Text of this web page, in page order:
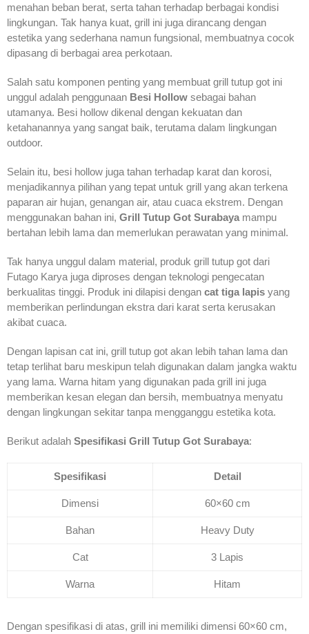
menahan beban berat, serta tahan terhadap berbagai kondisi
lingkungan. Tak hanya kuat, grill ini juga dirancang dengan
estetika yang sederhana namun fungsional, membuatnya cocok
dipasang di berbagai area perkotaan.
Salah satu komponen penting yang membuat grill tutup got ini
unggul adalah penggunaan Besi Hollow sebagai bahan
utamanya. Besi hollow dikenal dengan kekuatan dan
ketahanannya yang sangat baik, terutama dalam lingkungan
outdoor.
Selain itu, besi hollow juga tahan terhadap karat dan korosi,
menjadikannya pilihan yang tepat untuk grill yang akan terkena
paparan air hujan, genangan air, atau cuaca ekstrem. Dengan
menggunakan bahan ini, Grill Tutup Got Surabaya mampu
bertahan lebih lama dan memerlukan perawatan yang minimal.
Tak hanya unggul dalam material, produk grill tutup got dari
Futago Karya juga diproses dengan teknologi pengecatan
berkualitas tinggi. Produk ini dilapisi dengan cat tiga lapis yang
memberikan perlindungan ekstra dari karat serta kerusakan
akibat cuaca.
Dengan lapisan cat ini, grill tutup got akan lebih tahan lama dan
tetap terlihat baru meskipun telah digunakan dalam jangka waktu
yang lama. Warna hitam yang digunakan pada grill ini juga
memberikan kesan elegan dan bersih, membuatnya menyatu
dengan lingkungan sekitar tanpa mengganggu estetika kota.
Berikut adalah Spesifikasi Grill Tutup Got Surabaya:
Spesifikasi Detail
Dimensi 60×60 cm
Bahan Heavy Duty
Cat 3 Lapis
Warna Hitam
Dengan spesifikasi di atas, grill ini memiliki dimensi 60×60 cm,